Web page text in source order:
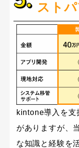
スト
kintone導入を支
がありますが、
な知識と経験を